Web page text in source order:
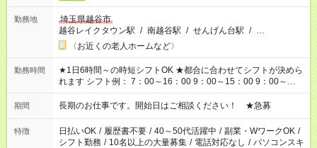
勤務地
埼玉県越谷市
越谷レイクタウン駅 / 南越谷駅 / せんげん台駅 / …
〈お近くの老人ホームなど〉
勤務時間
★1日6時間～の時短シフトOK ★都合に合わせてシフトが決めら
れます シフト例： 7：00～16：00 9：00～15：00 9：00～
18：00 11：00～20：00 など ※Wワークの場合、他のお仕事と
合わせ週40時間超の就業はご案内できません ※法令に基づき、
派遣法（日雇い派遣の原則禁止）により、短時間・短期間の就
業はご案内が難しい場合があります
期間 長期のお仕事です。開始日はご相談ください！ ★急募
特徴 日払いOK / 履歴書不要 / 40～50代活躍中 / 副業・WワークOK /
シフト勤務 / 10名以上の大量募集 / 電話対応なし / パソコンスキ